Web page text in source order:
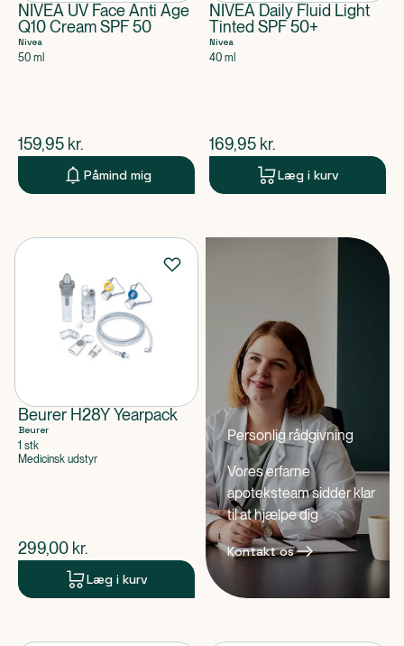
NIVEA UV Face Anti Age
Q10 Cream SPF 50
Nivea
50 ml
$nuværende pris
159,95 kr.
Påmind mig
NIVEA Daily Fluid Light
Tinted SPF 50+
Nivea
40 ml
$nuværende pris
169,95 kr.
Læg i kurv
Beurer H28Y Yearpack
Beurer
1 stk
Medicinsk udstyr
$nuværende pris
299,00 kr.
Læg i kurv
Personlig rådgivning
Vores erfarne
apoteksteam sidder klar
til at hjælpe dig
Kontakt os